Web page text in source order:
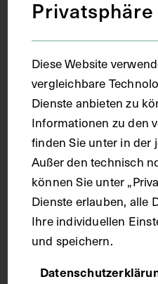
Frontansicht der
des Allgemeinen
Grundlage eines
Österreichischen
von 1851
ÖSTERREICHISCHE
Privatsphäre
Diese Website
vergleichbare
Dienste anbieten zu
Informationen zu den
finden Sie unter in der
Außer den technisch
können Sie unter
Dienste erlauben, alle
Ihre individuellen
und speichern.